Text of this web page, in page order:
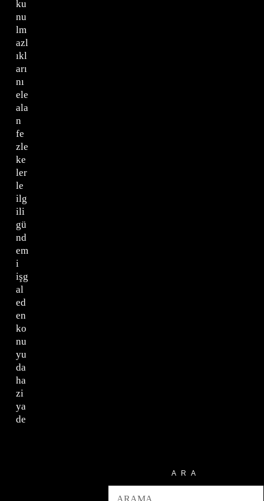
ku
nu
lm
azl
ıkl
arı
nı
ele
ala
n
fe
zle
ke
ler
le
ilg
ili
gü
nd
em
i
işg
al
ed
en
ko
nu
yu
da
ha
zi
ya
de
ARA